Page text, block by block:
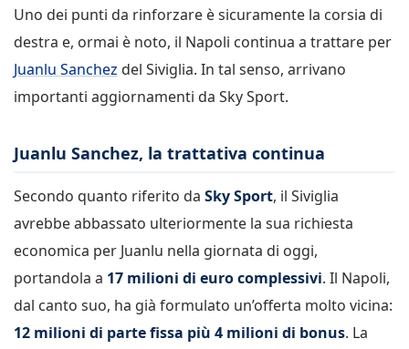
Uno dei punti da rinforzare è sicuramente la corsia di
destra e, ormai è noto, il Napoli continua a trattare per
Juanlu Sanchez del Siviglia. In tal senso, arrivano
importanti aggiornamenti da Sky Sport.
Juanlu Sanchez, la trattativa continua
Secondo quanto riferito da Sky Sport, il Siviglia
avrebbe abbassato ulteriormente la sua richiesta
economica per Juanlu nella giornata di oggi,
portandola a 17 milioni di euro complessivi. Il Napoli,
dal canto suo, ha già formulato un’offerta molto vicina:
12 milioni di parte fissa più 4 milioni di bonus. La